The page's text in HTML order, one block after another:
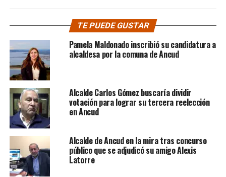
TE PUEDE GUSTAR
Pamela Maldonado inscribió su candidatura a
alcaldesa por la comuna de Ancud
Alcalde Carlos Gómez buscaría dividir
votación para lograr su tercera reelección
en Ancud
Alcalde de Ancud en la mira tras concurso
público que se adjudicó su amigo Alexis
Latorre